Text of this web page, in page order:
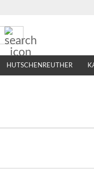
HUTSCHENREUTHER